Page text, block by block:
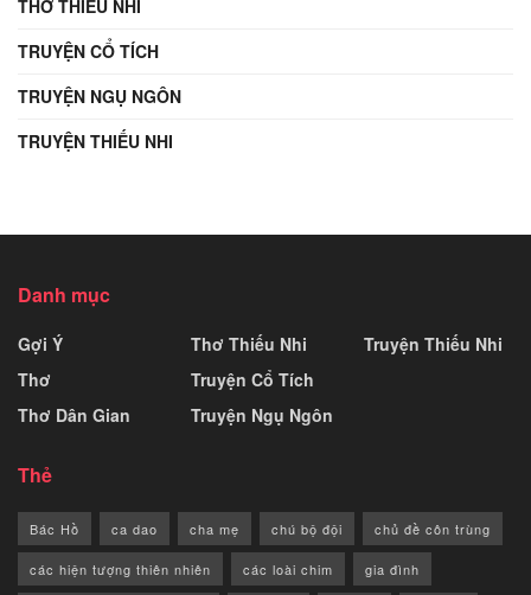
THƠ THIẾU NHI
TRUYỆN CỔ TÍCH
TRUYỆN NGỤ NGÔN
TRUYỆN THIẾU NHI
Danh mục
Gợi Ý
Thơ
Thơ Dân Gian
Thơ Thiếu Nhi
Truyện Cổ Tích
Truyện Ngụ Ngôn
Truyện Thiếu Nhi
Thẻ
Bác Hồ ca dao cha mẹ chú bộ đội chủ đề côn trùng
các hiện tượng thiên nhiên các loài chim gia đình